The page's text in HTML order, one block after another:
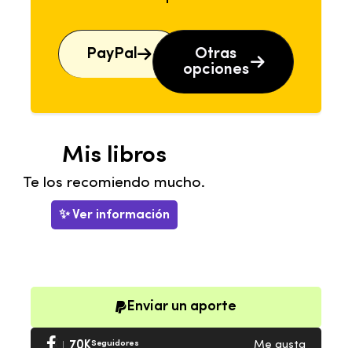
PayPal
Otras
opciones
Mis libros
Te los recomiendo mucho.
✨ Ver información
Enviar un aporte
Seguidores Me gusta